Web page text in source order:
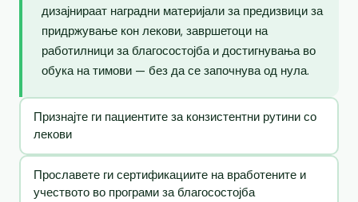
дизајнираат наградни материјали за предизвици за
придржување кон лекови, завршетоци на
работилници за благосостојба и достигнувања во
обука на тимови — без да се започнува од нула.
Признајте ги пациентите за конзистентни рутини со
лекови
Прославете ги сертификациите на вработените и
учеството во програми за благосостојба